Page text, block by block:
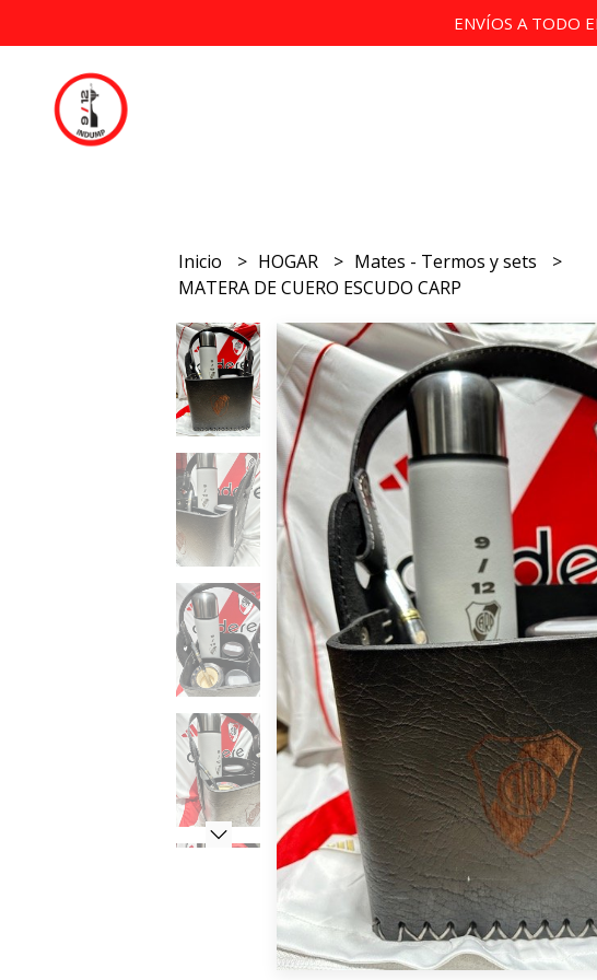
ENVÍOS A TODO
Inicio HOGAR
Mates - Termos y sets
MATERA DE CUERO ESCUDO CARP